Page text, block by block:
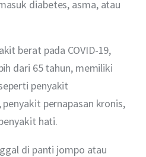
diabetes, asma, atau
berat pada COVID-19,
dari 65 tahun, memiliki
penyakit
pernapasan kronis,
hati.
di panti jompo atau